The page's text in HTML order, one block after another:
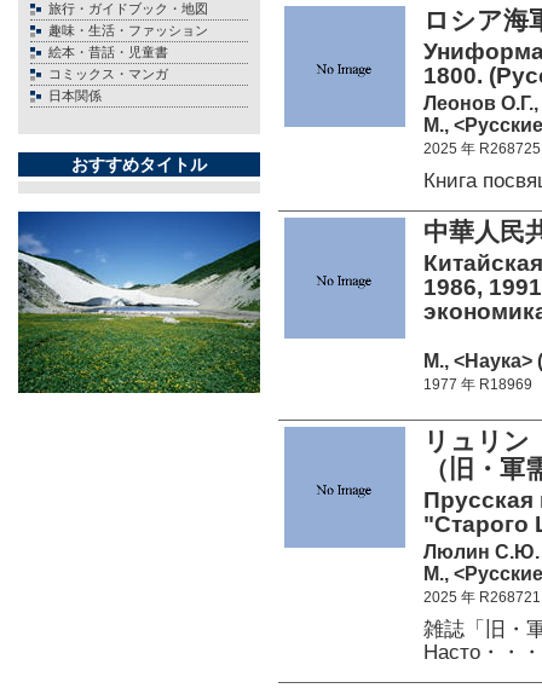
旅行・ガイドブック・地図
趣味・生活・ファッション
絵本・昔話・児童書
コミックス・マンガ
日本関係
おすすめタイトル
ロシア
Униформа
1800.
Леонов
М.,
2025 年 R268725
Книга
中華人民
1986,
М., <Наука>
1977 年 R18969
リュリ
（旧・
Прусская
"Старого
Люлин С.Ю.
М.,
2025 年 R268721
雑誌「旧・
Насто・・・